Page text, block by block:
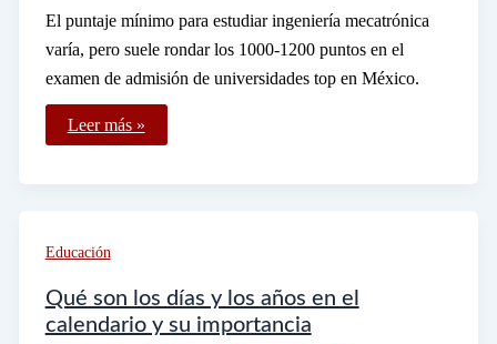
El puntaje mínimo para estudiar ingeniería mecatrónica
varía, pero suele rondar los 1000-1200 puntos en el
examen de admisión de universidades top en México.
Cuál
es
estudiar
ingeniería
Leer más »
Educación
Qué son los días y los años en el
calendario y su importancia